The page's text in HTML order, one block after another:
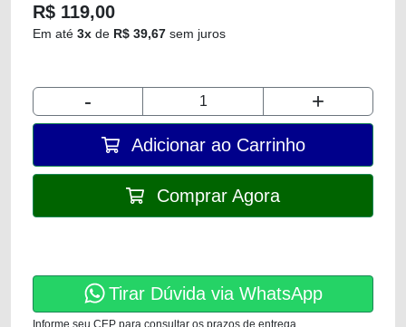
R$ 119,00
Em até 3x de R$ 39,67 sem juros
- +
Adicionar ao Carrinho
Comprar Agora
Tirar Dúvida via WhatsApp
Informe seu CEP para consultar os prazos de entrega